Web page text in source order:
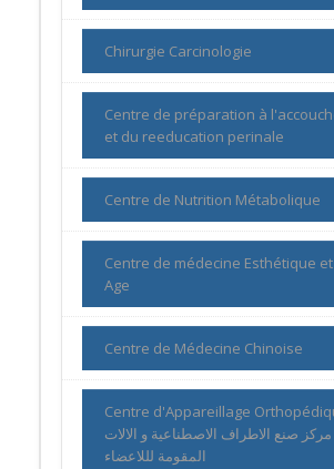
Chirurgie Carcinologie
Centre de préparation à
et du reeducation perinale
Centre de Nutrition Métabolique
Centre de médecine Esthétique
Age
Centre de Médecine Chinoise
Centre d'Appareillage
مركز صنع الاطراف الاصطناعية و الالات
المقومة لللاعضاء